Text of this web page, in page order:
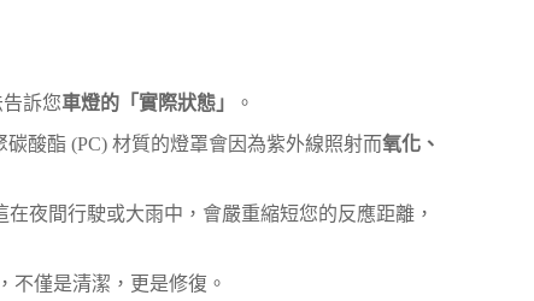
訴您車燈的「實際狀態」
。
酸酯 (PC) 材質的燈罩會因為紫外線照射而氧化、
夜間行駛或大雨中，會嚴重縮短您的反應距離，
不僅是清潔，更是修復。